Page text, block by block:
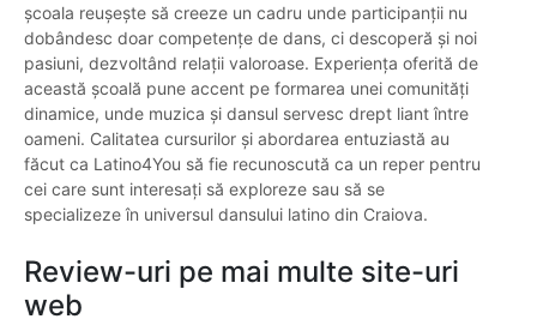
școala reușește să creeze un cadru unde participanții nu
dobândesc doar competențe de dans, ci descoperă și noi
pasiuni, dezvoltând relații valoroase. Experiența oferită de
această școală pune accent pe formarea unei comunități
dinamice, unde muzica și dansul servesc drept liant între
oameni. Calitatea cursurilor și abordarea entuziastă au
făcut ca Latino4You să fie recunoscută ca un reper pentru
cei care sunt interesați să exploreze sau să se
specializeze în universul dansului latino din Craiova.
Review-uri pe mai multe site-uri
web